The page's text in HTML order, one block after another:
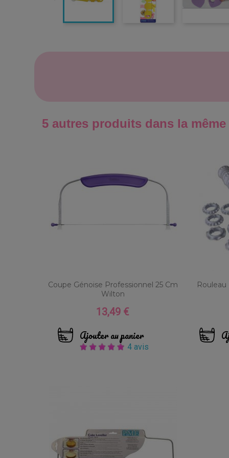
5 autres produits dans la
Coupe Génoise Professionnel 25 Cm
Wilton
Prix
13,49 €
Ajouter au panier
4 avis